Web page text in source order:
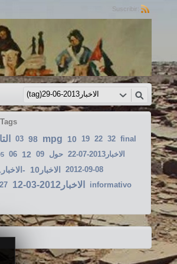
Suscribir:
03 98 mpg 10 19 22 32 final
06 12 09 حول الاخبار2013-07-22
الاخبار2011-12- الاخبار10
2012-09-08
الاخبار2012-03-12 informativo